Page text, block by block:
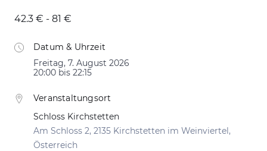
42.3 € - 81 €
Datum & Uhrzeit
Freitag, 7. August 2026
20:00 bis 22:15
Veranstaltungsort
Schloss Kirchstetten
Am Schloss 2, 2135 Kirchstetten im Weinviertel,
Österreich